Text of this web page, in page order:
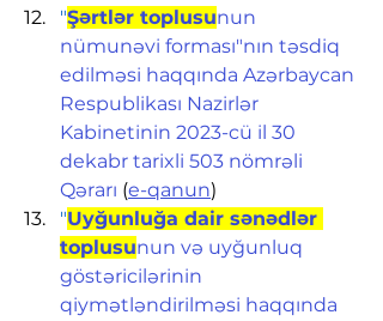
"Şərtlər toplusunun
nümunəvi forması"nın təsdiq
edilməsi haqqında Azərbaycan
Respublikası Nazirlər
Kabinetinin 2023-cü il 30
dekabr tarixli 503 nömrəli
Qərarı (e-qanun)
"Uyğunluğa dair sənədlər
toplusunun və uyğunluq
göstəricilərinin
qiymətləndirilməsi haqqında